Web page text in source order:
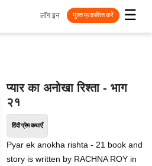
☰
लॉग इन मुक्त प्रकाशित करें
प्यार का अनोखा रिश्ता - भाग
२१
हिंदी प्रेम कथाएँ
Pyar ek anokha rishta - 21 book and
story is written by RACHNA ROY in